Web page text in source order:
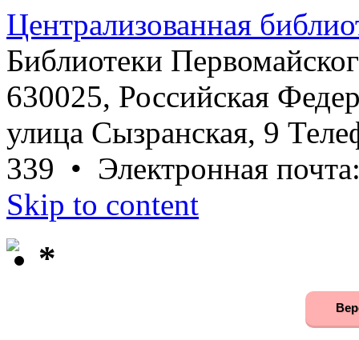
Централизованная
Библиотеки
630025, Российская
улица Сызранская, 9
339 • Электронная
Skip to content
*